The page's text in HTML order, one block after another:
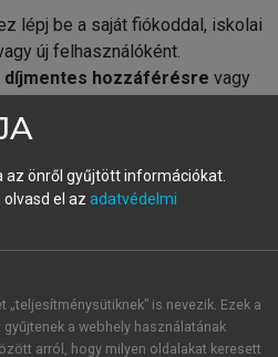
lépj be a saját fiókoddal, iskolai
új felhasználóként.
díjmentes hozzáférésre vagy
hozz létre új fiókot.
automatikusan
önről gyűjtött információkat.
el az adatvédelmi
„teljesítménysütiknek” is nevezik. Ezek a
a webhely használatának
arról, hogy milyen oldalakat keresett